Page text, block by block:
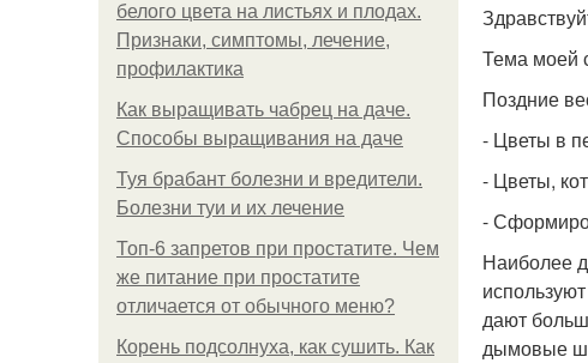
белого цвета на листьях и плодах.
Признаки, симптомы, лечение,
профилактика
Как выращивать чабрец на даче.
Способы выращивания на даче
Туя брабант болезни и вредители.
Болезни туи и их лечение
Топ-6 запретов при простатите. Чем
же питание при простатите
отличается от обычного меню?
Корень подсолнуха, как сушить. Как
Тема моей
Поздние
- Цветы в
- Цветы,
-
Наиболее
дают
дымовые